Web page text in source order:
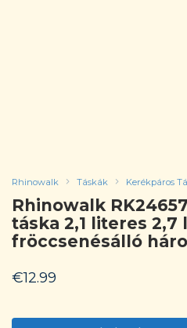
Rhinowalk Táskák Kerékpáros
Rhinowalk
táska 2,1 literes 2,7
fröccsenésálló
€12.99